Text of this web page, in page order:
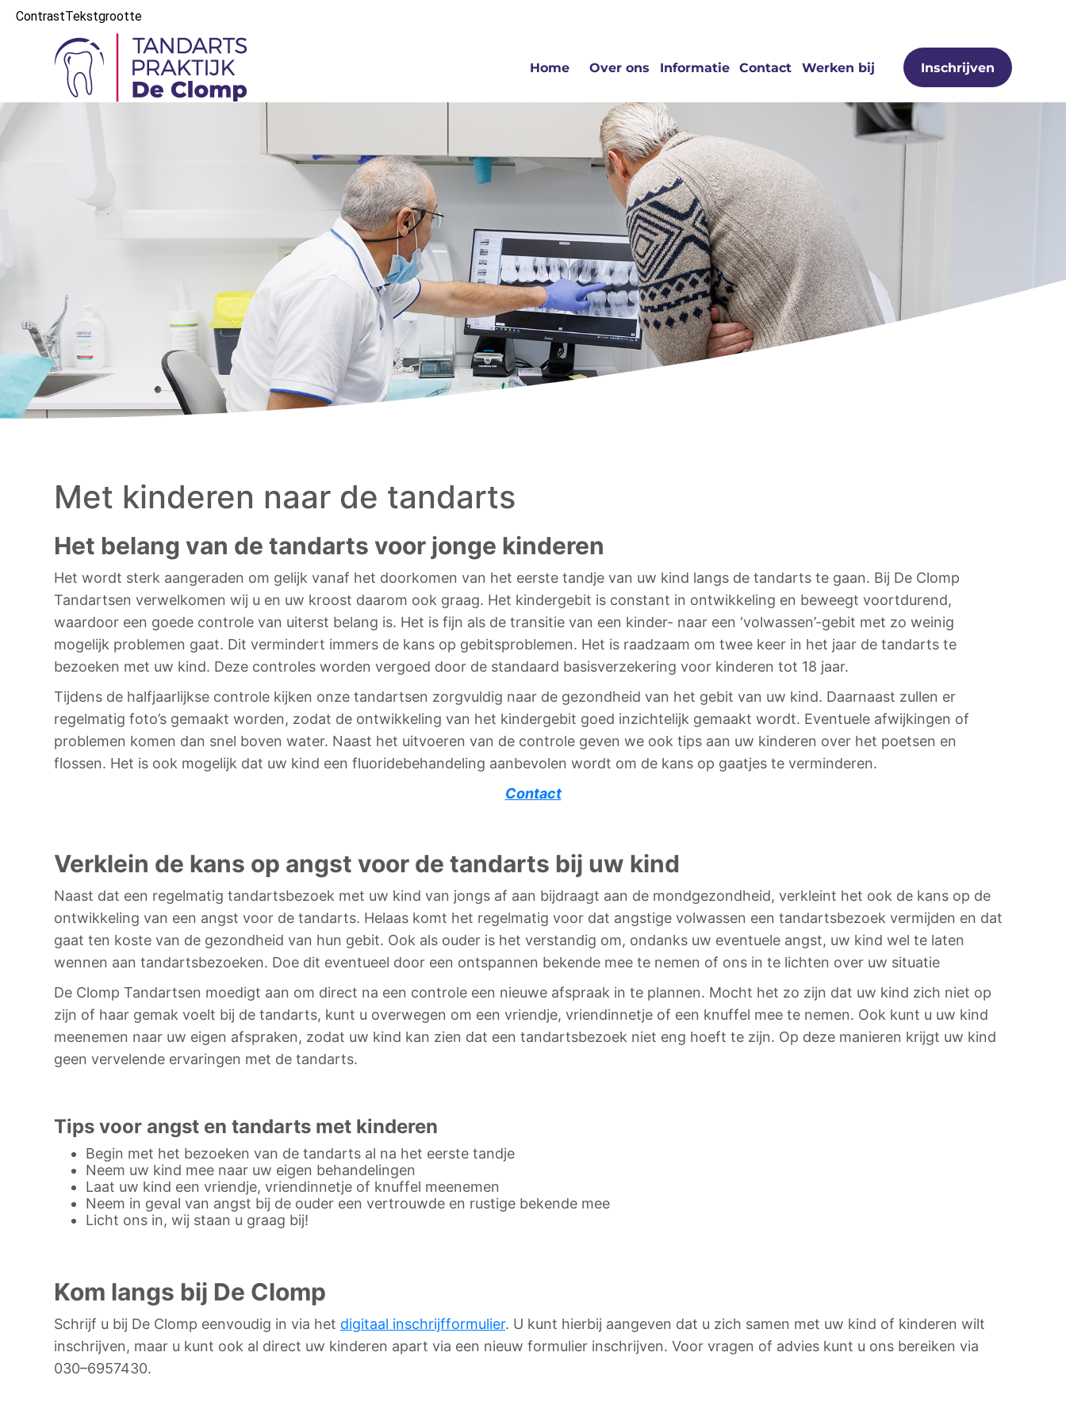
ContrastTekstgrootte
Home Over ons Informatie Contact Werken bij Inschrijven
Met kinderen naar de tandarts
Het belang van de tandarts voor jonge kinderen
Het wordt sterk aangeraden om gelijk vanaf het doorkomen van het eerste tandje van uw kind langs de tandarts te gaan. Bij De Clomp
Tandartsen verwelkomen wij u en uw kroost daarom ook graag. Het kindergebit is constant in ontwikkeling en beweegt voortdurend,
waardoor een goede controle van uiterst belang is. Het is fijn als de transitie van een kinder- naar een ‘volwassen’-gebit met zo weinig
mogelijk problemen gaat. Dit vermindert immers de kans op gebitsproblemen. Het is raadzaam om twee keer in het jaar de tandarts te
bezoeken met uw kind. Deze controles worden vergoed door de standaard basisverzekering voor kinderen tot 18 jaar.
Tijdens de halfjaarlijkse controle kijken onze tandartsen zorgvuldig naar de gezondheid van het gebit van uw kind. Daarnaast zullen er
regelmatig foto’s gemaakt worden, zodat de ontwikkeling van het kindergebit goed inzichtelijk gemaakt wordt. Eventuele afwijkingen of
problemen komen dan snel boven water. Naast het uitvoeren van de controle geven we ook tips aan uw kinderen over het poetsen en
flossen. Het is ook mogelijk dat uw kind een fluoridebehandeling aanbevolen wordt om de kans op gaatjes te verminderen.
Contact
Verklein de kans op angst voor de tandarts bij uw kind
Naast dat een regelmatig tandartsbezoek met uw kind van jongs af aan bijdraagt aan de mondgezondheid, verkleint het ook de kans op de
ontwikkeling van een angst voor de tandarts. Helaas komt het regelmatig voor dat angstige volwassen een tandartsbezoek vermijden en dat
gaat ten koste van de gezondheid van hun gebit. Ook als ouder is het verstandig om, ondanks uw eventuele angst, uw kind wel te laten
wennen aan tandartsbezoeken. Doe dit eventueel door een ontspannen bekende mee te nemen of ons in te lichten over uw situatie
De Clomp Tandartsen moedigt aan om direct na een controle een nieuwe afspraak in te plannen. Mocht het zo zijn dat uw kind zich niet op
zijn of haar gemak voelt bij de tandarts, kunt u overwegen om een vriendje, vriendinnetje of een knuffel mee te nemen. Ook kunt u uw kind
meenemen naar uw eigen afspraken, zodat uw kind kan zien dat een tandartsbezoek niet eng hoeft te zijn. Op deze manieren krijgt uw kind
geen vervelende ervaringen met de tandarts.
Tips voor angst en tandarts met kinderen
Begin met het bezoeken van de tandarts al na het eerste tandje
Neem uw kind mee naar uw eigen behandelingen
Laat uw kind een vriendje, vriendinnetje of knuffel meenemen
Neem in geval van angst bij de ouder een vertrouwde en rustige bekende mee
Licht ons in, wij staan u graag bij!
Kom langs bij De Clomp
Schrijf u bij De Clomp eenvoudig in via het digitaal inschrijfformulier. U kunt hierbij aangeven dat u zich samen met uw kind of kinderen wilt
inschrijven, maar u kunt ook al direct uw kinderen apart via een nieuw formulier inschrijven. Voor vragen of advies kunt u ons bereiken via
030–6957430.